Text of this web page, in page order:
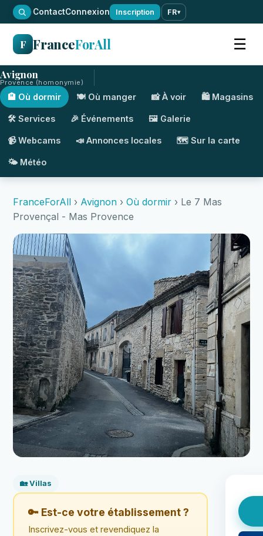
·ContactConnexion Inscription FR▾
F FranceForAll ☰
Avignon
Provence (homonymie)
🏨 Où dormir 🍽️ Où manger 📸 À voir 🛍️ Magasins
🛠️ Services 🎉 Événements 🖼️ Galerie
📹 Webcams 📣 Annonces locales 🗺️ Sur la carte
🌤️ Météo
FranceForAll › Avignon › Où dormir › Le 7 Mas
Provençal - Mas Provence
🏡 Villas
🔑 Est-ce votre établissement ?
Inscrivez-vous et revendiquez la